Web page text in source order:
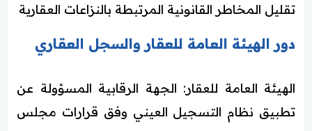
تقليل المخاطر القانونية المرتبطة بالنزاعات العقارية
دور الهيئة العامة للعقار والسجل العقاري
الهيئة العامة للعقار: الجهة الرقابية المسؤولة عن
تطبيق نظام التسجيل العيني وفق قرارات مجلس